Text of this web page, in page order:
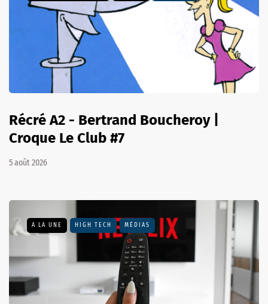
Récré A2 - Bertrand Boucheroy |
Croque Le Club #7
5 août 2026
A LA UNE HIGH TECH MÉDIAS